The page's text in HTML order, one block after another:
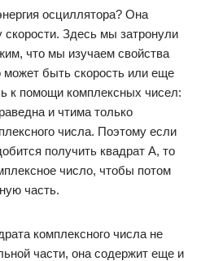
осциллятора? Она
скорости. Здесь мы затронули
что мы изучаем свойства
может быть скорость или еще
к помощи комплексных чисел:
и чтима только
числа. Поэтому если
получить квадрат А, то
число, чтобы потом
часть.
комплексного числа не
части, она содержит еще и